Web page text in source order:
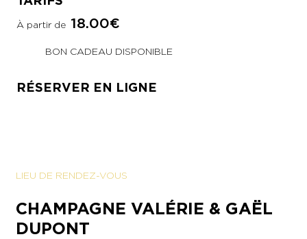
Exact matches only
Search in title
À partir de 18.00€
BON CADEAU DISPONIBLE
RÉSERVER EN LIGNE
LIEU DE RENDEZ-VOUS
CHAMPAGNE VALÉRIE & GAËL
DUPONT